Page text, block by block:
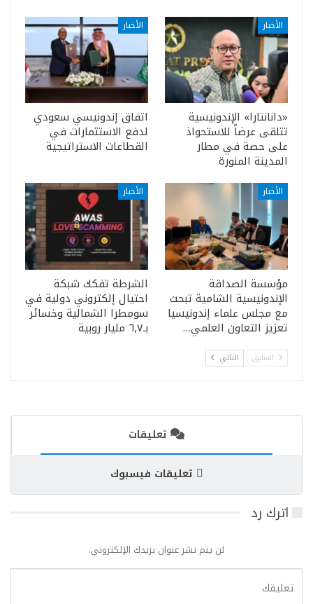
الأخبار
«دانانتارا» الإندونيسية
تتلقى عرضاً للاستحواذ
على حصة في مطار
المدينة المنورة
الأخبار
اتفاق إندونيسي سعودي
لدفع الاستثمارات في
القطاعات الاستراتيجية
الأخبار
مؤسسة الصداقة
الإندونيسية الشامية تبحث
مع مجلس علماء إندونيسيا
تعزيز التعاون العلمي…
الأخبار
الشرطة تفكك شبكة
احتيال إلكتروني دولية في
سومطرا الشمالية وخسائر
بـ٦٫٧ مليار روبية
السابق التالي
تعليقات
تعليقات فيسبوك
اترك رد
لن يتم نشر عنوان بريدك الإلكتروني.